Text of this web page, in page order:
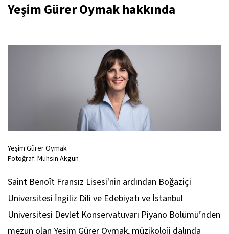
Yeşim Gürer Oymak hakkında
Yeşim Gürer Oymak
Fotoğraf: Muhsin Akgün
Saint Benoît Fransız Lisesi'nin ardından Boğaziçi
Üniversitesi İngiliz Dili ve Edebiyatı ve İstanbul
Üniversitesi Devlet Konservatuvarı Piyano Bölümü’nden
mezun olan Yeşim Gürer Oymak, müzikoloji dalında